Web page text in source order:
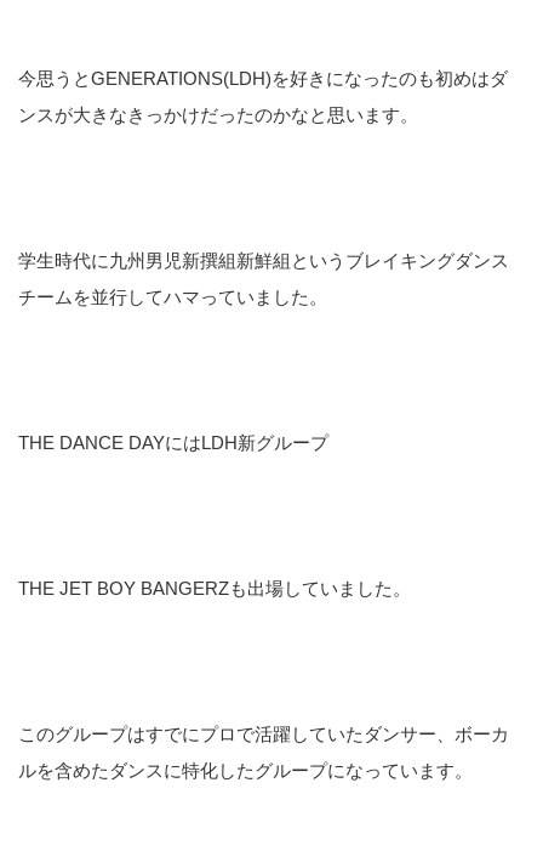
今思うとGENERATIONS(LDH)を好きになったのも初めはダ
ンスが大きなきっかけだったのかなと思います。
学生時代に九州男児新撰組新鮮組というブレイキングダンス
チームを並行してハマっていました。
THE DANCE DAYにはLDH新グループ
THE JET BOY BANGERZも出場していました。
このグループはすでにプロで活躍していたダンサー、ボーカ
ルを含めたダンスに特化したグループになっています。